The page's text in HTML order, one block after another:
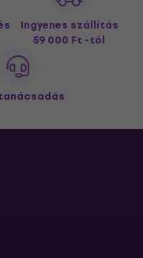
Ingyenes szállítás
59 000 Ft -tól